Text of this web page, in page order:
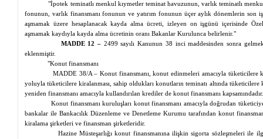
"İpotek teminatlı menkul kıymetler teminat havuzunun, varlık teminatlı
fonunun, varlık finansmanı fonunun ve yatırım fonunun üçer aylık dönemlerin son
aşmamak üzere hesaplanacak kayda alma ücreti, izleyen on işgünü içerisinde
aşmamak kaydıyla kayda alma ücretinin oranı Bakanlar Kurulunca belirlenir."
MADDE 12 – 2499 sayılı Kanunun 38 inci maddesinden sonra
eklenmiştir.
"Konut finansmanı
MADDE 38/A – Konut finansmanı, konut edinmeleri amacıyla tüketicilere
yoluyla tüketicilere kiralanması, sahip oldukları konutların teminatı altında tüketicilere
yeniden finansmanı amacıyla kullandırılan krediler de konut finansmanı kapsamındadır.
Konut finansmanı kuruluşları konut finansmanı amacıyla doğrudan
bankalar ile Bankacılık Düzenleme ve Denetleme Kurumu tarafından konut
kiralama şirketleri ve finansman şirketleridir.
Hazine Müsteşarlığı konut finansmanına ilişkin sigorta sözleşmeleri ile